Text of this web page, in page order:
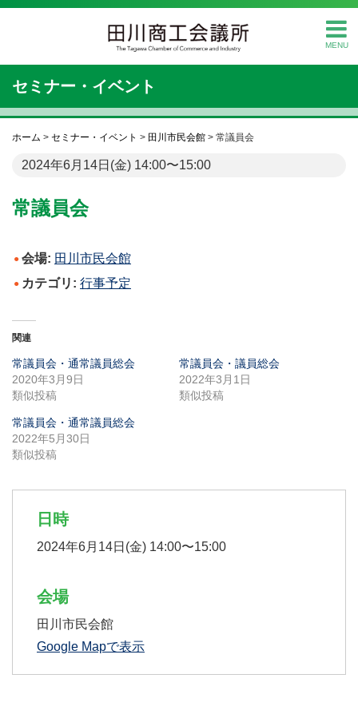
MENU
セミナー・イベント
ホーム > セミナー・イベント > 田川市民会館 > 常議員会
2024年6月14日(金) 14:00〜15:00
常議員会
会場: 田川市民会館
カテゴリ: 行事予定
関連
常議員会・通常議員総会
2020年3月9日
類似投稿
常議員会・議員総会
2022年3月1日
類似投稿
常議員会・通常議員総会
2022年5月30日
類似投稿
日時
2024年6月14日(金) 14:00〜15:00
会場
田川市民会館
Google Mapで表示